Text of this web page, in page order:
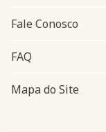
Fale Conosco
FAQ
Mapa do Site